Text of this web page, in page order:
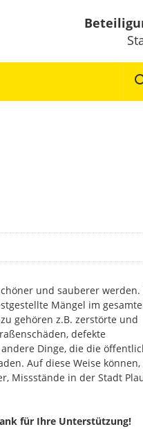
und sauberer
Mängel im
gehören z.B. zerstörte und
defekte
Dinge, die die
Auf diese Weise
Missstände in der Stadt
für Ihre Unterstützung!